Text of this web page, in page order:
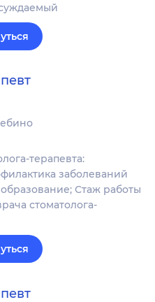
терапевта:
заболеваний
Стаж работы
стоматолога-